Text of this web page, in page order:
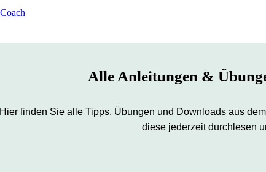
Alle Anleitungen &
Hier finden Sie alle Tipps, Übungen und Downloads aus
diese jederzeit durchlesen